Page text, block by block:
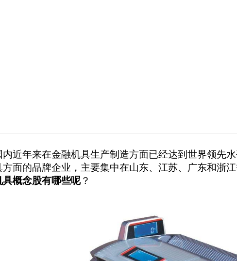
年来在金融机具生产制造方面已经达到世界领先水
方面的品牌企业，主要集中在山东、江苏、广东和浙
具概念股有哪些呢？